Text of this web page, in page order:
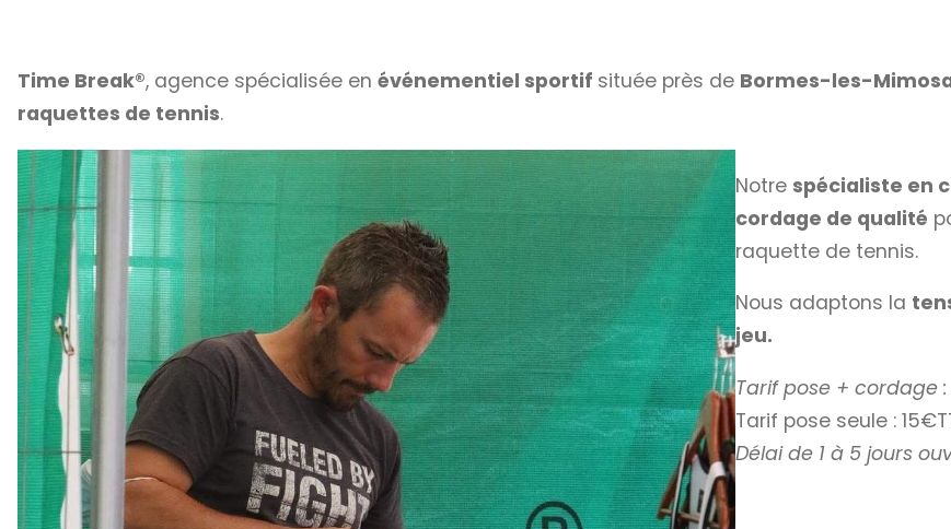
Time Break®, agence spécialisée en événementiel sportif située près de Bormes-les-
raquettes de tennis.
Notre spécialiste en
cordage de qualité
raquette de tennis.
Nous adaptons la
jeu.
Tarif pose + cordage :
Tarif pose seule :
Délai de 1 à 5 jours